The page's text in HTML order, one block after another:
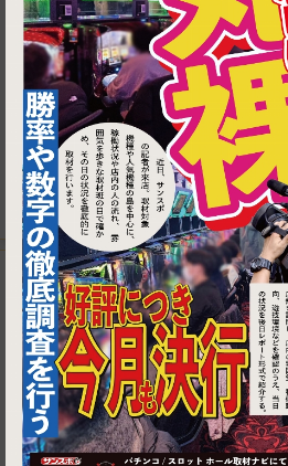
ビアパブ キリギリス wb_sunny brightness_2
席で喫煙（加熱式のみ可）